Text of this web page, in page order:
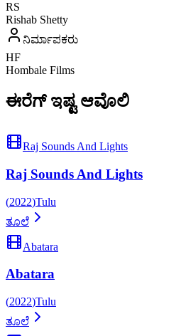
RS
Rishab Shetty
ನಿರ್ಮಾಪಕರು
HF
Hombale Films
ಈರೆಗ್ ಇಷ್ಟ ಆವೊಲಿ
Raj Sounds And Lights
Raj Sounds And Lights
(2022)Tulu
ತೂಲೆ
Abatara
Abatara
(2022)Tulu
ತೂಲೆ